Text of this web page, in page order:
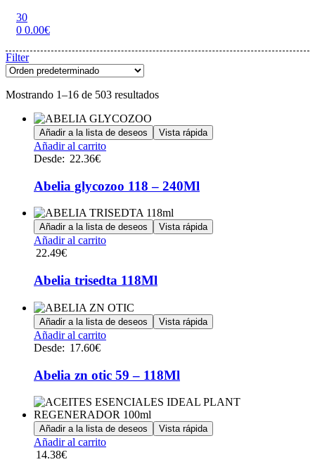
30
0 0.00€
Filter
Mostrando 1–16 de 503 resultados
Añadir a la lista de deseos Vista rápida
Añadir al carritoEste
múltiples
variantes.
Las
opciones
se
pueden
la
de
producto
Desde: 22.36€
Abelia glycozoo 118 – 240Ml
Añadir a la lista de deseos Vista rápida
Añadir al carrito
22.49€
Abelia trisedta 118Ml
Añadir a la lista de deseos Vista rápida
Añadir al carritoEste
múltiples
variantes.
Las
opciones
se
pueden
elegir
Desde: 17.60€
Abelia zn otic 59 – 118Ml
Añadir a la lista de deseos Vista rápida
Añadir al carrito
14.38€